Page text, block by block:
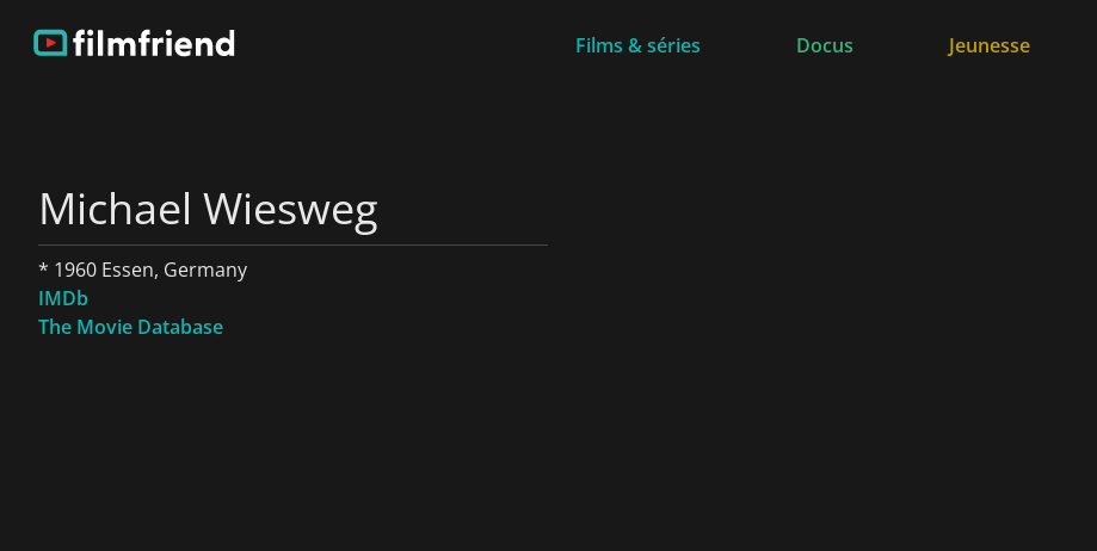
Films & séries Docus Jeunesse
Michael Wiesweg
* 1960 Essen, Germany
IMDb
The Movie Database